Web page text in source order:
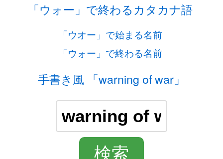
「ウォー」で終わるカタカナ語
「ウオー」で始まる名前
「ウォー」で終わる名前
手書き風 「warning of war」